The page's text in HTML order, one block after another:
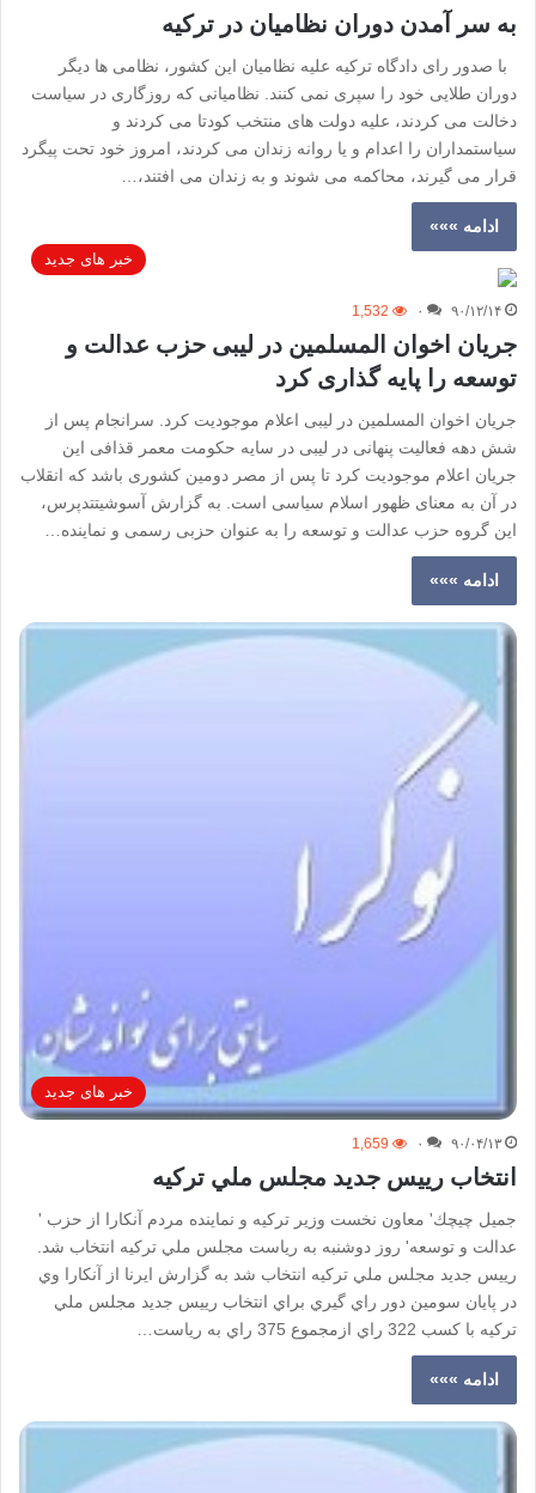
به سر آمدن دوران نظامیان در ترکیه
با صدور رای دادگاه ترکیه علیه نظامیان این کشور، نظامی ها دیگر
دوران طلایی خود را سپری نمی کنند. نظامیانی که روزگاری در سیاست
دخالت می کردند، علیه دولت های منتخب کودتا می کردند و
سیاستمداران را اعدام و یا روانه زندان می کردند، امروز خود تحت پیگرد
قرار می گیرند، محاکمه می شوند و به زندان می افتند،…
ادامه »»»
خبر های جدید
۹۰/۱۲/۱۴ ۰ 1,532
جریان اخوان المسلمین در لیبی حزب عدالت و
توسعه را پایه گذاری کرد
جریان اخوان المسلمین در لیبی اعلام موجودیت کرد. سرانجام پس از
شش دهه فعالیت پنهانی در لیبی در سایه حکومت معمر قذافی این
جریان اعلام موجودیت کرد تا پس از مصر دومین کشوری باشد که انقلاب
در آن به معنای ظهور اسلام سیاسی است. به گزارش آسوشیتتدپرس،
این گروه حزب عدالت و توسعه را به عنوان حزبی رسمی و نماینده…
ادامه »»»
خبر های جدید
۹۰/۰۴/۱۳ ۰ 1,659
انتخاب رييس جديد مجلس ملي تركيه
جميل چيچك' معاون نخست وزير تركيه و نماينده مردم آنكارا از حزب '
عدالت و توسعه' روز دوشنبه به رياست مجلس ملي تركيه انتخاب شد.
رييس جديد مجلس ملي تركيه انتخاب شد به گزارش ايرنا از آنكارا وي
در پايان سومين دور راي گيري براي انتخاب رييس جديد مجلس ملي
تركيه با كسب 322 راي ازمجموع 375 راي به رياست…
ادامه »»»